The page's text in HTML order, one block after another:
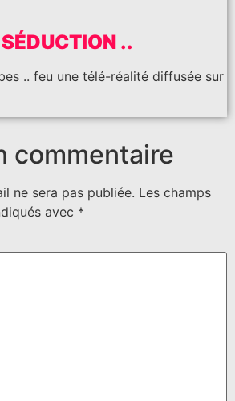
..
.. feu une télé-réalité diffusée sur
commentaire
ne sera pas publiée. Les champs
avec *